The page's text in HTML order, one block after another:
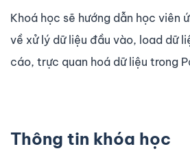
Khoá học sẽ hướng dẫn học viên
về xử lý dữ liệu đầu vào, load dữ
cáo, trực quan hoá dữ liệu trong
Thông tin khóa học